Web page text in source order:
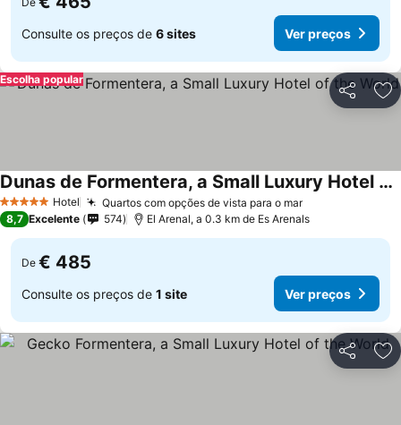
Consulte os preços de 6 sites Ver preços
Partilhar
Escolha popular
5 Estrelas Hotel Quartos com opções de vista para o mar
Dunas de Formentera, a Small Luxury Hotel of the World
8,7 Excelente 574 El Arenal, a 0.3 km de Es Arenals
De € 485
Consulte os preços de 1 site Ver preços
Partilhar